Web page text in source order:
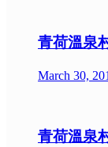
青荷溫泉
March 30,
青荷溫泉